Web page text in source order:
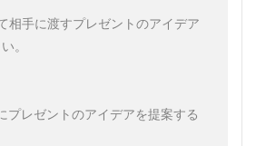
相手に渡すプレゼントのアイデア
。
プレゼントのアイデアを提案する